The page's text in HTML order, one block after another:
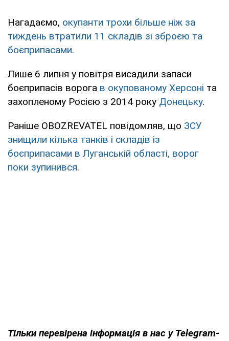
Нагадаємо, окупанти трохи більше ніж за
тиждень втратили 11 складів зі зброєю та
боєприпасами.
Лише 6 липня у повітря висадили запаси
боєприпасів ворога в окупованому Херсоні та
захопленому Росією з 2014 року Донецьку.
Раніше OBOZREVATEL повідомляв, що ЗСУ
знищили кілька танків і складів із
боєприпасами в Луганській області, ворог
поки зупинився.
Тільки перевірена інформація в нас у Telegram-